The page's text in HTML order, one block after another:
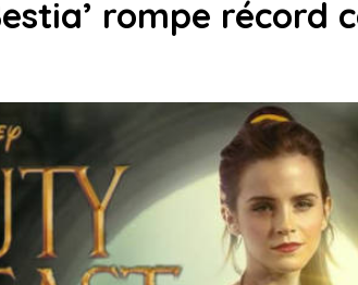
rompe récord